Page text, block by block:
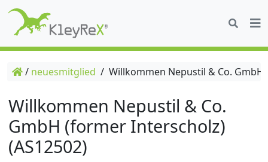
/ neuesmitglied / Willkommen Nepustil & Co.
Willkommen Nepustil & Co.
GmbH (former Interscholz)
(AS12502)